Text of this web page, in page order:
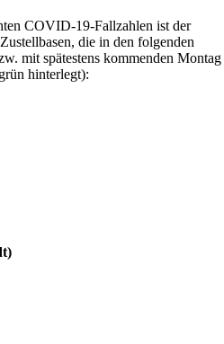
COVID-19-Fallzahlen ist der
die in den folgenden
mit spätestens kommenden Montag
hinterlegt):